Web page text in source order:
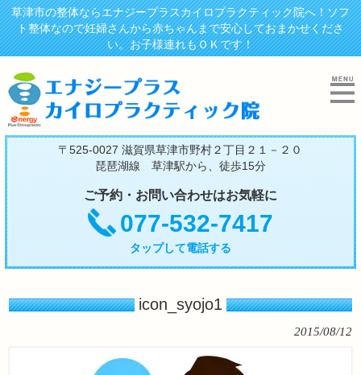
草津市の整体ならエナジープラスカイロプラクティック院へ！ソフ
ト整体なので妊婦さんから赤ちゃんまで安心しておまかせくださ
い。お子様連れもＯＫです！
〒525-0027 滋賀県草津市野村２丁目２１－２０
琵琶湖線 草津駅から、徒歩15分
ご予約・お問い合わせはお気軽に
077-532-7417
タップして電話する
icon_syojo1
2015/08/12